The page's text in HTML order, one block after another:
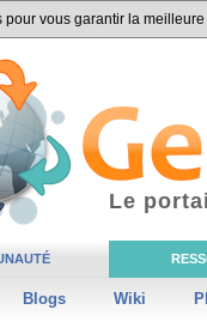
pour vous garantir la
Blogs Wiki
Le